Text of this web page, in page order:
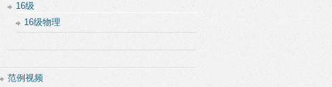
16级
16级物理
范例视频